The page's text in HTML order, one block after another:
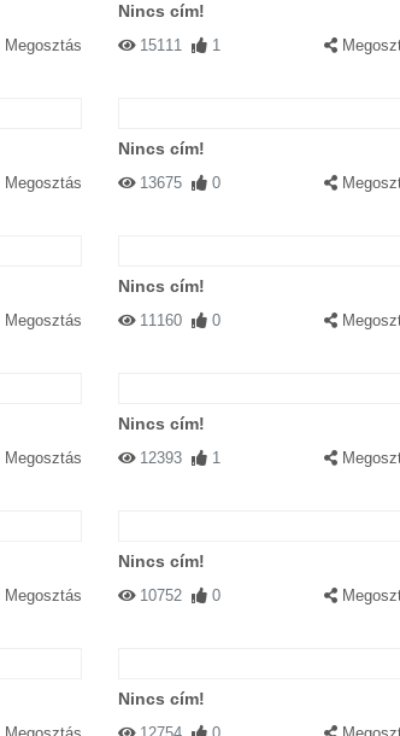
Megosztás
Nincs cím!
15111 1
Megosztás
Nincs cím!
13675 0
Megosztás
Nincs cím!
11160 0
Megosztás
Nincs cím!
12393 1
Megosztás
Nincs cím!
10752 0
Nincs cím!